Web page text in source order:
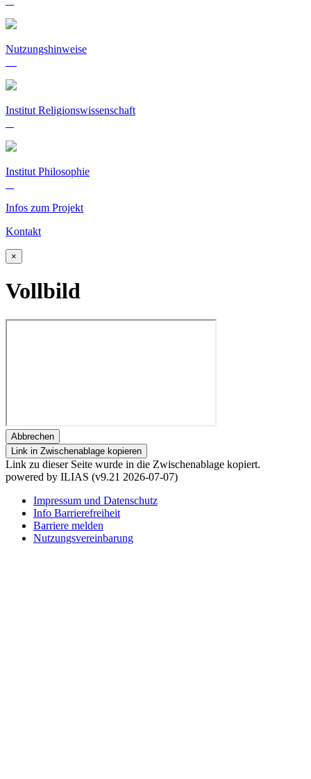
Nutzungshinweise
Institut Religionswissenschaft
Institut Philosophie
Infos zum Projekt
Kontakt
×
Vollbild
Abbrechen
Link in Zwischenablage kopieren
Link zu dieser Seite wurde in die Zwischenablage kopiert.
powered by ILIAS (v9.21 2026-07-07)
Impressum und Datenschutz
Info Barrierefreiheit
Barriere melden
Nutzungsvereinbarung